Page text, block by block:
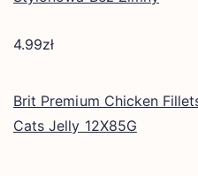
4.99zł
Brit Premium Chicken
Cats Jelly 12X85G